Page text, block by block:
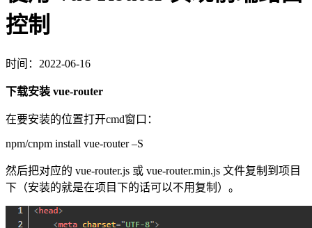
控制
时间：2022-06-16
下载安装 vue-router
在要安装的位置打开cmd窗口：
npm/cnpm install vue-router –S
然后把对应的 vue-router.js 或 vue-router.min.js 文件复制到项目
下（安装的就是在项目下的话可以不用复制）。